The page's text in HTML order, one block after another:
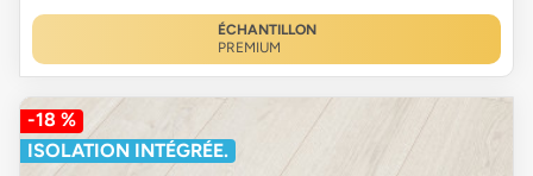
ÉCHANTILLON
PREMIUM
-18 %
ISOLATION INTÉGRÉE.